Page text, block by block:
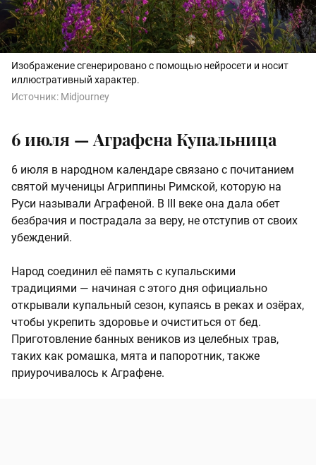
Изображение сгенерировано с помощью нейросети и носит
иллюстративный характер.
Источник: Midjourney
6 июля — Аграфена Купальница
6 июля в народном календаре связано с почитанием
святой мученицы Агриппины Римской, которую на
Руси называли Аграфеной. В III веке она дала обет
безбрачия и пострадала за веру, не отступив от своих
убеждений.
Народ соединил её память с купальскими
традициями — начиная с этого дня официально
открывали купальный сезон, купаясь в реках и озёрах,
чтобы укрепить здоровье и очиститься от бед.
Приготовление банных веников из целебных трав,
таких как ромашка, мята и папоротник, также
приурочивалось к Аграфене.